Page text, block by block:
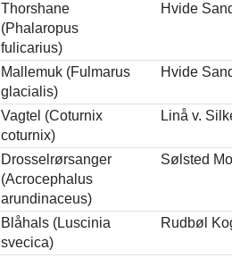
Thorshane
(Phalaropus
fulicarius)
Hvide
Mallemuk (Fulmarus
glacialis)
Hvide
Vagtel (Coturnix
coturnix)
Linå v.
Drosselrørsanger
(Acrocephalus
arundinaceus)
Sølsted
Blåhals (Luscinia
svecica)
Rudbøl